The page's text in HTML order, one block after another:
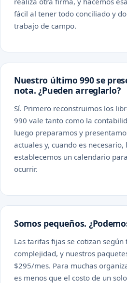
fácil al tener todo conciliado y
trabajo de campo.
Nuestro último 990 se
nota. ¿Pueden arreglarlo?
Sí. Primero reconstruimos los
990 vale tanto como la
luego preparamos y
actuales y, cuando es
establecemos un calendario
ocurrir.
Somos pequeños.
Las tarifas fijas se cotizan
complejidad, y nuestros
$295/mes. Para muchas
es menos que el costo de un